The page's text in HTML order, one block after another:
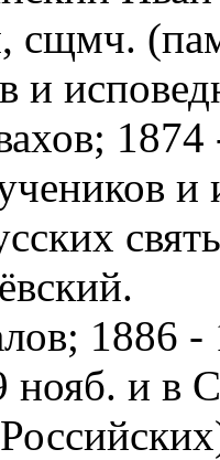
сщмч.
и
и
1886 -
и в